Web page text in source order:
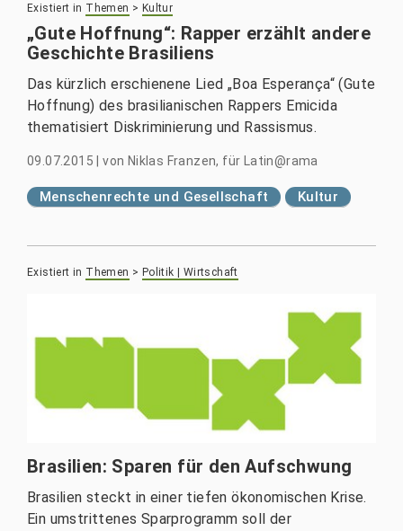
Existiert in Themen > Kultur
„Gute Hoffnung“: Rapper erzählt andere
Geschichte Brasiliens
Das kürzlich erschienene Lied „Boa Esperança“ (Gute
Hoffnung) des brasilianischen Rappers Emicida
thematisiert Diskriminierung und Rassismus.
09.07.2015 |von Niklas Franzen, für Latin@rama
Menschenrechte und Gesellschaft Kultur
Existiert in Themen > Politik | Wirtschaft
Brasilien: Sparen für den Aufschwung
Brasilien steckt in einer tiefen ökonomischen Krise.
Ein umstrittenes Sparprogramm soll der